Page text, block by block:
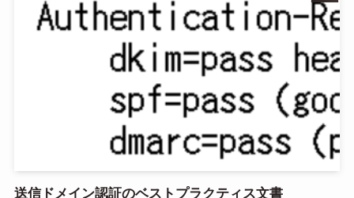
送信ドメイン認証のベストプラクティス文書